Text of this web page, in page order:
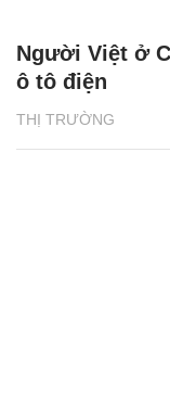
THỊ TRƯỜNG
Người Việt ở
ô tô điện